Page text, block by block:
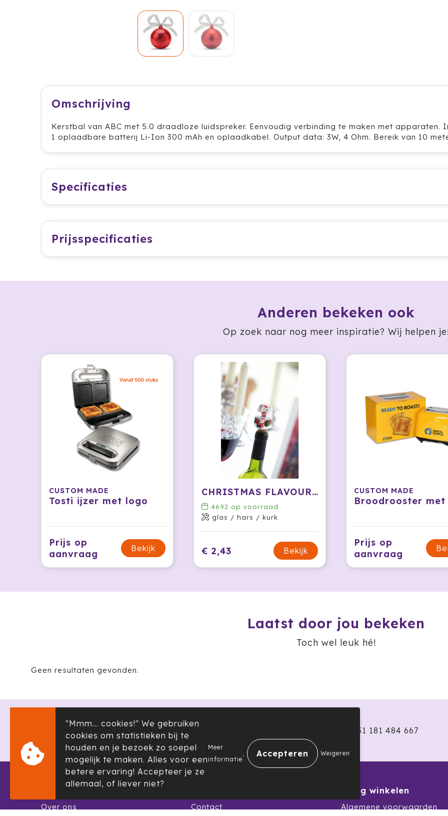
Omschrijving
Kerstbal van ABC met 5.0 draadloze luidspreker. Eenvoudig verbinding te maken met apparaten.
1 oplaadbare batterij Li-Ion 300 mAh en oplaadkabel. Output data: 3W, 4 Ohm. Bereik van 10
Specificaties
Prijsspecificaties
Anderen bekeken ook
Op zoek naar nog meer inspiratie? Wij helpen
CUSTOM MADE
Tosti ijzer met logo
Prijs op
aanvraag
Bekijk
CHRISTMAS FLAVOUR - Flesstopper
4692 op voorraad
glas / hars / kurk
€ 2,43 Bekijk
CUSTOM MADE
Prijs op
aanvraag
Laatst door jou bekeken
Toch wel leuk hé!
Geen resultaten gevonden.
Dalweg 19, 3233 KK Oostvoorne +31 181 484 667
Over ons Contact
Veilig winkelen
Algemene voorwaarden
"Mmm... cookies!" We gebruiken
cookies om statistieken bij te
houden en je bezoek zo soepel
mogelijk te maken. Alles voor een
betere ervaring! Accepteer je ze
allemaal, of liever niet?
Meer
informatie
. Weigeren